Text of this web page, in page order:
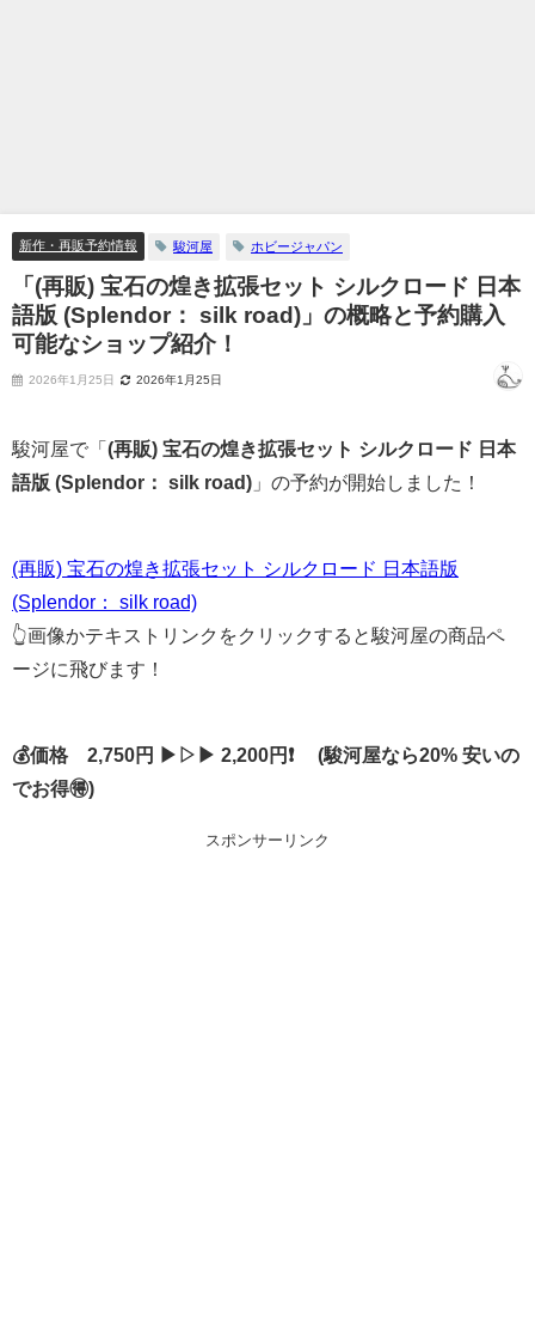
新作・再販予約情報 駿河屋 ホビージャパン
「(再販) 宝石の煌き拡張セット シルクロード 日本
語版 (Splendor： silk road)」の概略と予約購入
可能なショップ紹介！
2026年1月25日 2026年1月25日
駿河屋で「 (再販) 宝石の煌き拡張セット シルクロード 日本
語版 (Splendor： silk road) 」の予約が開始しました！
(再販) 宝石の煌き拡張セット シルクロード 日本語版
(Splendor： silk road)
👆画像かテキストリンクをクリックすると駿河屋の商品ペ
ージに飛びます！
💰価格 2,750円 ▶▷▶ 2,200円❗ (駿河屋なら20% 安いの
でお得🉐)
スポンサーリンク